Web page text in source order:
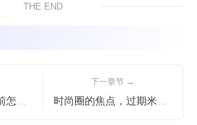
THE END
下一章节 →
时尚圈的焦点，过期米线线写真画册cos图合集，为你带来创意和灵感